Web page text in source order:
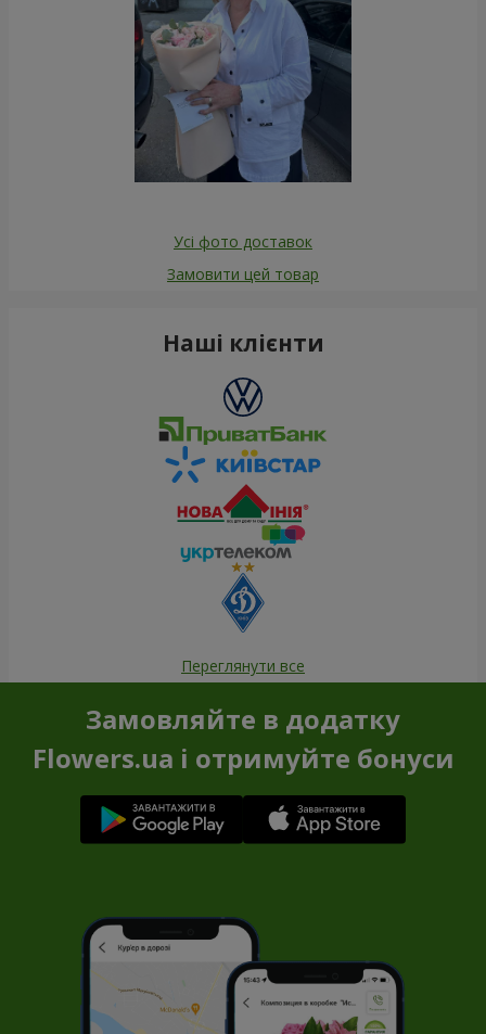
Усі фото доставок
Замовити цей товар
Наші клієнти
Переглянути все
Замовляйте в додатку
Flowers.ua і отримуйте бонуси